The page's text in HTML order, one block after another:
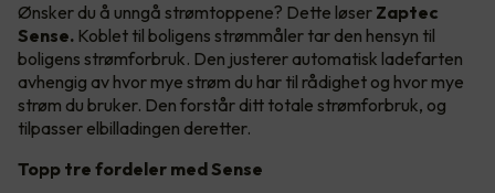
Ønsker du å unngå strømtoppene? Dette løser Zaptec
Sense. Koblet til boligens strømmåler tar den hensyn til
boligens strømforbruk. Den justerer automatisk ladefarten
avhengig av hvor mye strøm du har til rådighet og hvor mye
strøm du bruker. Den forstår ditt totale strømforbruk, og
tilpasser elbilladingen deretter.
Topp tre fordeler med Sense